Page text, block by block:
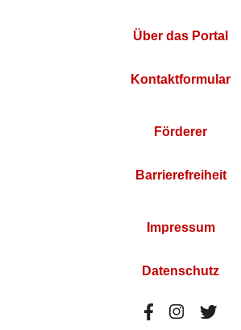
Über das Portal
Kontaktformular
Förderer
Barrierefreiheit
Impressum
Datenschutz